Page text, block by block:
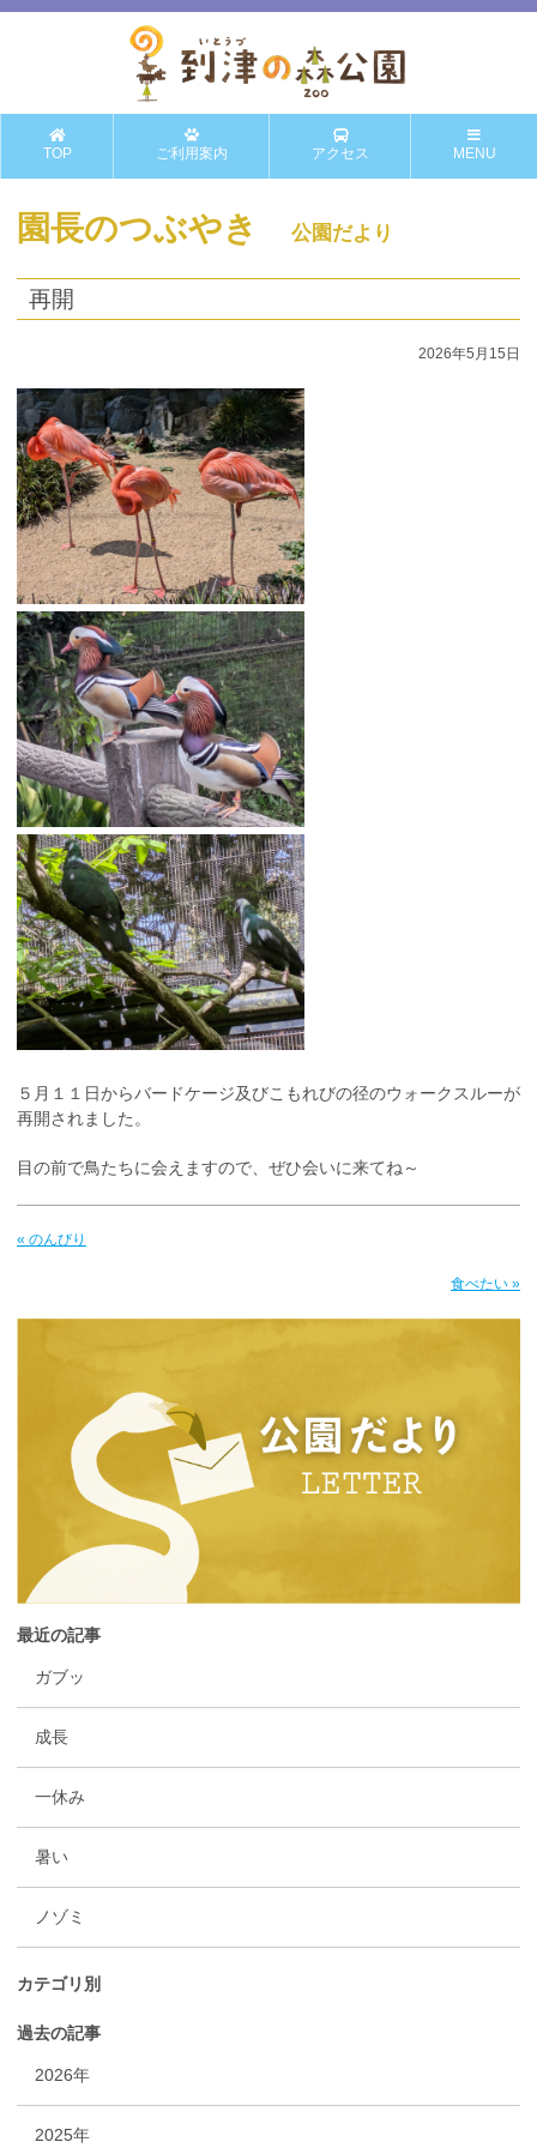
TOP ご利用案内 アクセス MENU
園長のつぶやき 公園だより
再開
2026年5月15日
５月１１日からバードケージ及びこもれびの径のウォークスルーが
再開されました。
目の前で鳥たちに会えますので、ぜひ会いに来てね～
« のんびり
食べたい »
最近の記事
ガブッ
成長
一休み
暑い
ノゾミ
カテゴリ別
過去の記事
2026年
2025年